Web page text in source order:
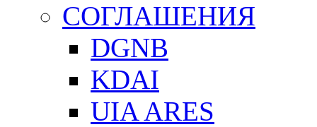
СОГЛАШЕНИЯ
DGNB
KDAI
UIA ARES